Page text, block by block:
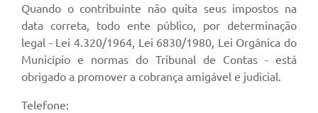
Quando o contribuinte não quita seus impostos na
data correta, todo ente público, por determinação
legal - Lei 4.320/1964, Lei 6830/1980, Lei Orgânica do
Município e normas do Tribunal de Contas - está
obrigado a promover a cobrança amigável e judicial.
Telefone: